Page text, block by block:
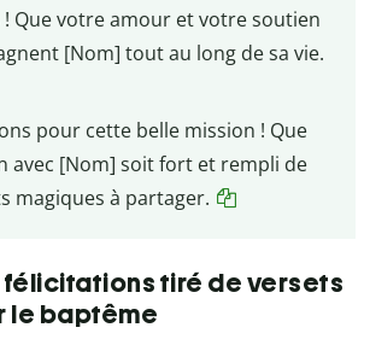
Que votre amour et votre soutien
[Nom] tout au long de sa vie.
pour cette belle mission ! Que
avec [Nom] soit fort et rempli de
magiques à partager.
tiré de versets
le baptême